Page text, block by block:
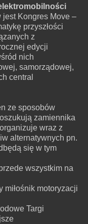
jest Kongres Move –
przyszłości
z
edycji
nich
samorządowej,
central
ze sposobów
zamiennika
wraz z
alternatywnych pn.
się w tym
wszystkim na
miłośnik motoryzacji
Targi